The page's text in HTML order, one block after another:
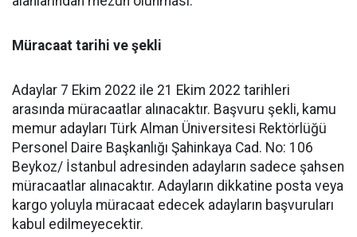
Müracaat tarihi ve şekli
Adaylar 7 Ekim 2022 ile 21 Ekim 2022 tarihleri
arasında müracaatlar alınacaktır. Başvuru şekli, kamu
memur adayları Türk Alman Üniversitesi Rektörlüğü
Personel Daire Başkanlığı Şahinkaya Cad. No: 106
Beykoz/ İstanbul adresinden adayların sadece şahsen
müracaatlar alınacaktır. Adayların dikkatine posta veya
kargo yoluyla müracaat edecek adayların başvuruları
kabul edilmeyecektir.